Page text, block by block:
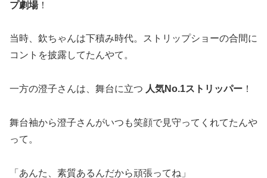
プ劇場！
当時、欽ちゃんは下積み時代。ストリップショーの合間に
コントを披露してたんやて。
一方の澄子さんは、舞台に立つ 人気No.1ストリッパー ！
舞台袖から澄子さんがいつも笑顔で見守ってくれてたんや
って。
「あんた、素質あるんだから頑張ってね」